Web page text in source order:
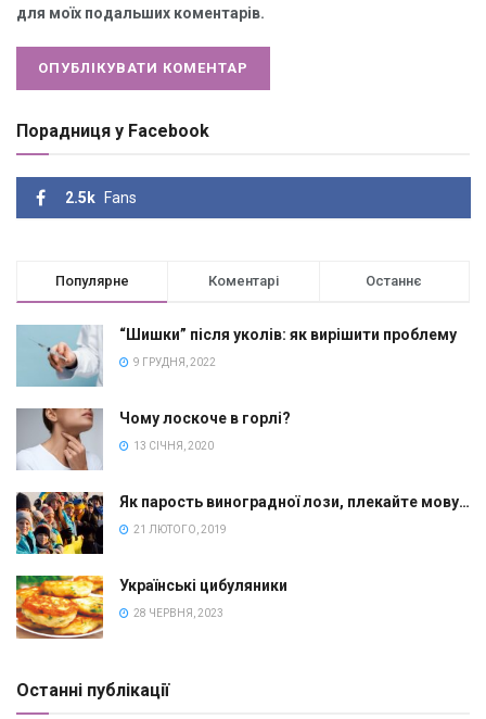
для моїх подальших коментарів.
Порадниця у Facebook
2.5k Fans
Популярне Коментарі Останнє
“Шишки” після уколів: як вирішити проблему
9 ГРУДНЯ, 2022
Чому лоскоче в горлі?
13 СІЧНЯ, 2020
Як парость виноградної лози, плекайте мову…
21 ЛЮТОГО, 2019
Українські цибуляники
28 ЧЕРВНЯ, 2023
Останні публікації